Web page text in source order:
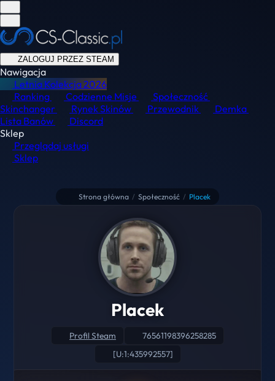
ZALOGUJ PRZEZ STEAM
Nawigacja
Letnia Kolekcja2026
Ranking
Codzienne Misje
Społeczność
Skinchanger
Rynek Skinów Przewodnik
Demka
Lista Banów
Discord
Sklep
Przeglądaj usługi
Sklep
Strona główna / Społeczność / Placek
Placek
Profil Steam
76561198396258285
[U:1:435992557]